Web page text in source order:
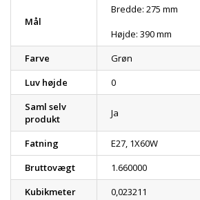
Mål
Bredde: 275 mm
Højde: 390 mm
Farve
Grøn
Luv højde
0
Saml selv
produkt
Ja
Fatning
E27, 1X60W
Bruttovægt
1.660000
Kubikmeter
0,023211